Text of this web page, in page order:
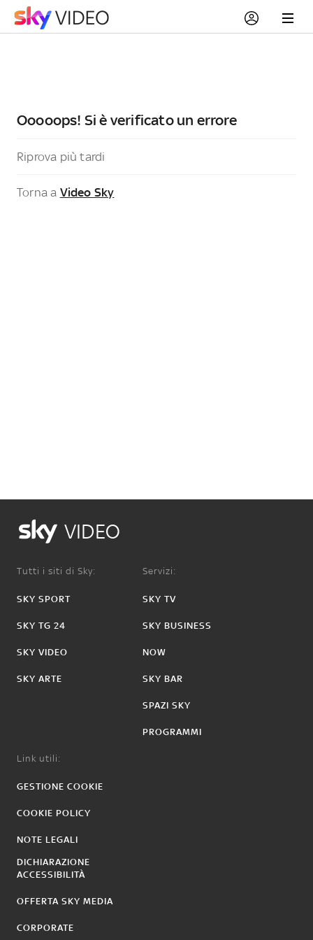
Ooooops! Si è verificato un errore
Riprova più tardi
Torna a Video Sky
VIDEO
Tutti i siti di Sky:
SKY SPORT
SKY TG 24
SKY VIDEO
SKY ARTE
Servizi:
SKY TV
SKY BUSINESS
NOW
SKY BAR
SPAZI SKY
PROGRAMMI
Link utili:
GESTIONE COOKIE
COOKIE POLICY
NOTE LEGALI
DICHIARAZIONE
ACCESSIBILITÀ
OFFERTA SKY MEDIA
CORPORATE